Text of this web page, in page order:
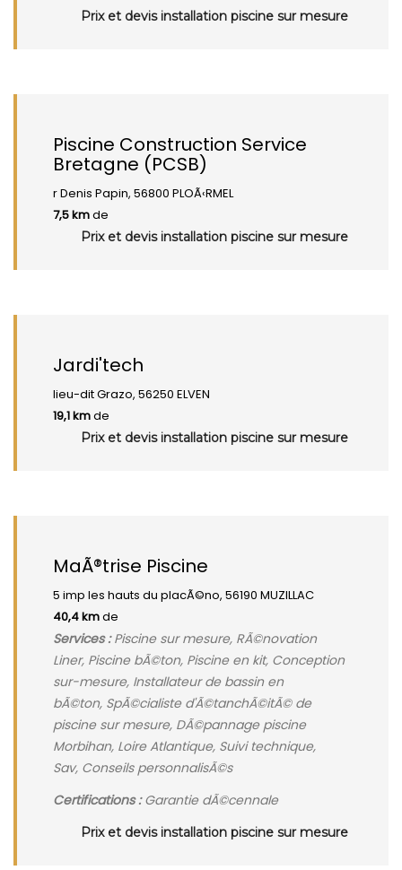
Prix et devis installation piscine sur mesure
Piscine Construction Service
Bretagne (PCSB)
r Denis Papin, 56800 PLOÃ‹RMEL
7,5 kmde
Prix et devis installation piscine sur mesure
Jardi'tech
lieu-dit Grazo, 56250 ELVEN
19,1 kmde
Prix et devis installation piscine sur mesure
MaÃ®trise Piscine
5 imp les hauts du placÃ©no, 56190 MUZILLAC
40,4 kmde
Services :Piscine sur mesure, RÃ©novation
Liner, Piscine bÃ©ton, Piscine en kit, Conception
sur-mesure, Installateur de bassin en
bÃ©ton, SpÃ©cialiste d'Ã©tanchÃ©itÃ© de
piscine sur mesure, DÃ©pannage piscine
Morbihan, Loire Atlantique, Suivi technique,
Sav, Conseils personnalisÃ©s
Certifications :Garantie dÃ©cennale
Prix et devis installation piscine sur mesure